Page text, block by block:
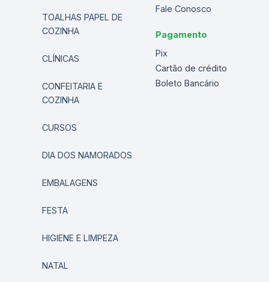
TOALHAS PAPEL DE
COZINHA
CLÍNICAS
CONFEITARIA E
COZINHA
CURSOS
DIA DOS NAMORADOS
EMBALAGENS
FESTA
HIGIENE E LIMPEZA
NATAL
Fale Conosco
Pagamento
Pix
Cartão de crédito
Boleto Bancário